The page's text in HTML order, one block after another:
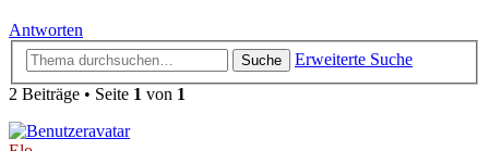
Antworten
Suche
Erweiterte Suche
2 Beiträge • Seite 1 von 1